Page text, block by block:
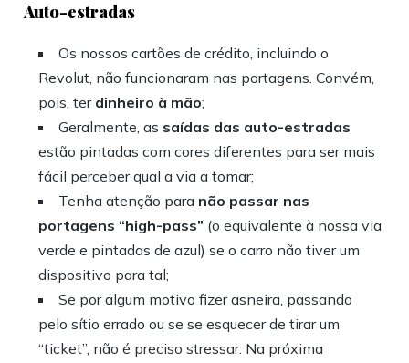
Auto-estradas
Os nossos cartões de crédito, incluindo o
Revolut, não funcionaram nas portagens. Convém,
pois, ter dinheiro à mão;
Geralmente, as saídas das auto-estradas
estão pintadas com cores diferentes para ser mais
fácil perceber qual a via a tomar;
Tenha atenção para não passar nas
portagens “high-pass” (o equivalente à nossa via
verde e pintadas de azul) se o carro não tiver um
dispositivo para tal;
Se por algum motivo fizer asneira, passando
pelo sítio errado ou se se esquecer de tirar um
“ticket”, não é preciso stressar. Na próxima